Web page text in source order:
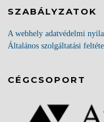
SZABÁLYZATOK
A webhely adatvédelmi
Általános szolgáltatási
CÉGCSOPORT